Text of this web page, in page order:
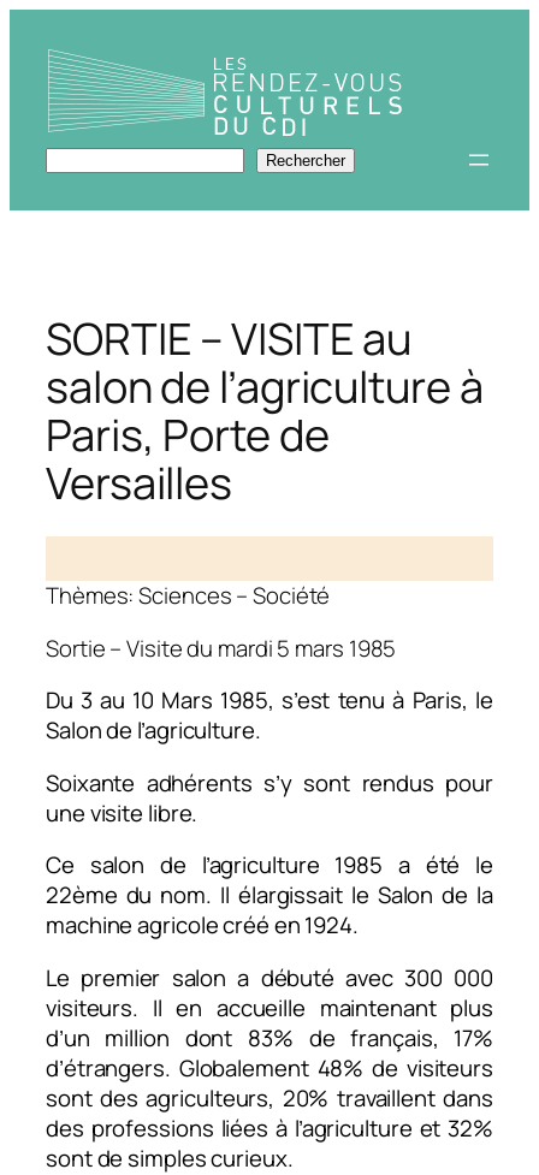
contenu
Rechercher Rechercher
SORTIE – VISITE au
salon de l’agriculture à
Paris, Porte de
Versailles
Thèmes: Sciences – Société
Sortie – Visite du mardi 5 mars 1985
Du 3 au 10 Mars 1985, s’est tenu à Paris, le
Salon de l’agriculture.
Soixante adhérents s’y sont rendus pour
une visite libre.
Ce salon de l’agriculture 1985 a été le
22ème du nom. Il élargissait le Salon de la
machine agricole créé en 1924.
Le premier salon a débuté avec 300 000
visiteurs. Il en accueille maintenant plus
d’un million dont 83% de français, 17%
d’étrangers. Globalement 48% de visiteurs
sont des agriculteurs, 20% travaillent dans
des professions liées à l’agriculture et 32%
sont de simples curieux.